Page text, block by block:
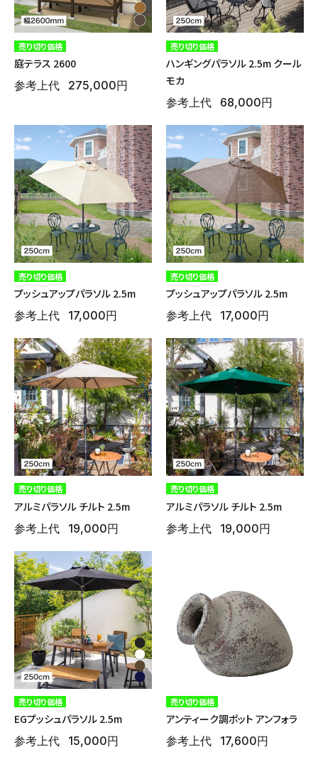
売り切り価格
庭テラス 2600
参考上代
275,000円
売り切り価格
ハンギングパラソル 2.5m クール
モカ
参考上代
68,000円
売り切り価格
プッシュアップパラソル 2.5m
参考上代
17,000円
売り切り価格
プッシュアップパラソル 2.5m
参考上代
17,000円
売り切り価格
アルミパラソル チルト 2.5m
参考上代
19,000円
売り切り価格
アルミパラソル チルト 2.5m
参考上代
19,000円
売り切り価格
EGプッシュパラソル 2.5m
参考上代
15,000円
売り切り価格
アンティーク調ポット アンフォラ
参考上代
17,600円